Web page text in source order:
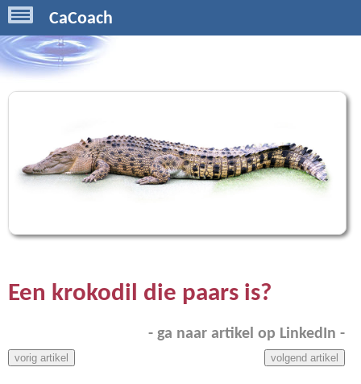
CaCoach
Een krokodil die paars is?
- ga naar artikel op LinkedIn -
volgend artikel
vorig artikel